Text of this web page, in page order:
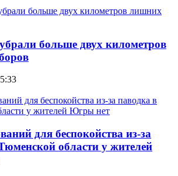
больше двух километров
для беспокойства из-за
области у жителей